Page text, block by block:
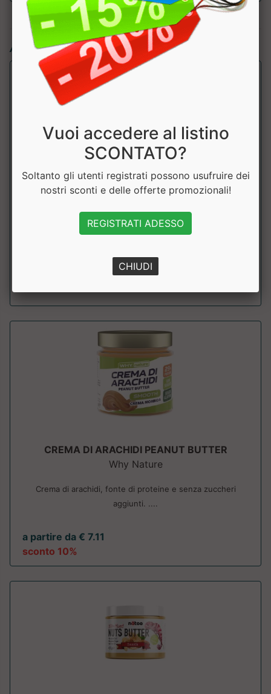
Articoli simili:
Noccio Bianco - crema proteica
Crema spalmabile proteica al gusto cioccolato bianco e
CREMA DI ARACHIDI PEANUT BUTTER
Why Nature
Crema di arachidi, fonte di proteine e senza zuccheri
aggiunti. ....
a partire da € 7.11
sconto 10%
Vuoi accedere al listino
SCONTATO?
Soltanto gli utenti registrati possono usufruire dei
nostri sconti e delle offerte promozionali!
REGISTRATI ADESSO
CHIUDI